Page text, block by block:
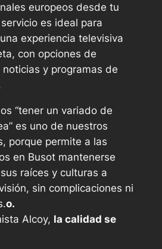
europeos desde tu
es ideal para
experiencia televisiva
con opciones de
y programas de
“tener un variado de
es uno de nuestros
porque permite a las
en Busot mantenerse
raíces y culturas a
sin complicaciones ni
o.
Alcoy, la calidad se